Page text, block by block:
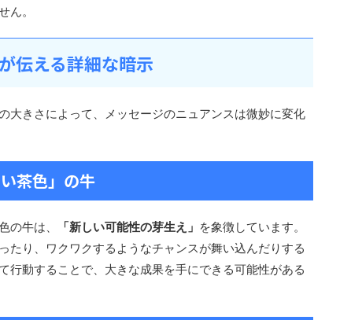
ん。
伝える詳細な暗示
大きさによって、メッセージのニュアンスは微妙に変化
茶色」の牛
の牛は、 「新しい可能性の芽生え」 を象徴しています。
たり、ワクワクするようなチャンスが舞い込んだりする
行動することで、大きな成果を手にできる可能性がある